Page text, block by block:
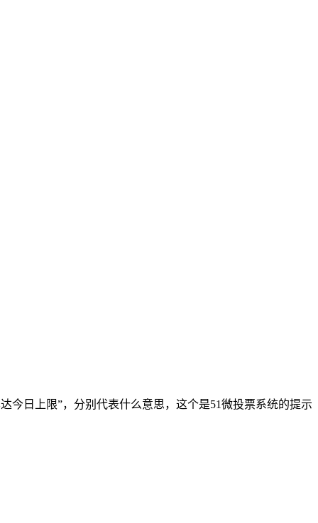
今日上限”，分别代表什么意思，这个是51微投票系统的提示